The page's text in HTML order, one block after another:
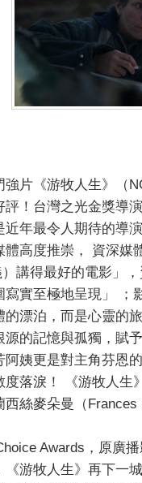
片《游牧人生》（
評！台灣之光金獎導
近年最令人期待的
高度推崇， 資深媒
講得最好的電影」
寫實至極地呈現」
的漂泊，而是心靈的
的記憶與孤獨，賦
姨更是對主角芬恩
落淚！ 《游牧人生
絲麥朵曼（Frances
Awards，原廣
游牧人生》再下一